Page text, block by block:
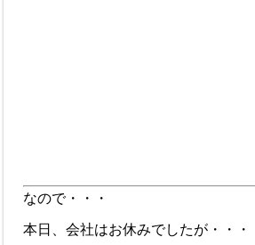
なので・・・
本日、会社はお休みでしたが・・・